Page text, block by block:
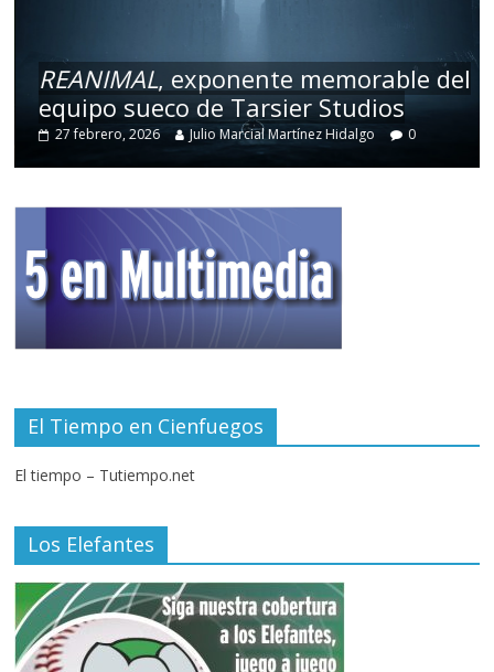
REANIMAL, exponente memorable del
equipo sueco de Tarsier Studios
27 febrero, 2026 Julio Marcial Martínez Hidalgo 0
El Tiempo en Cienfuegos
El tiempo – Tutiempo.net
Los Elefantes